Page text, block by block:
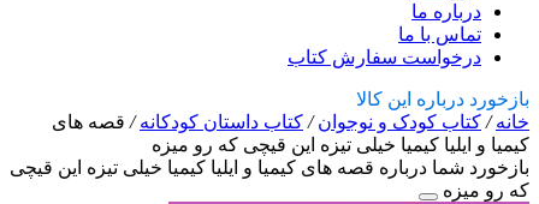
درباره ما
تماس با ما
درخواست سفارش کتاب
بازخورد درباره این کالا
خانه/ کتاب کودک و نوجوان/ کتاب داستان کودکانه/ قصه های
کیمیا و ایلیا کیمیا خیلی تیزه این قیچی که رو میزه
بازخورد شما درباره قصه های کیمیا و ایلیا کیمیا خیلی تیزه این قیچی
که رو میزه